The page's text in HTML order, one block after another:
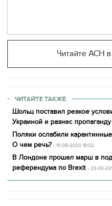
Читайте АСН
ЧИТАЙТЕ ТАКЖЕ.
Шольц поставил резкое
Украиной и разнес
Поляки ослабили
О чем речь? - 10-08-2020 19:02
В Лондоне прошел марш в
референдума по Brexit - 23-03-